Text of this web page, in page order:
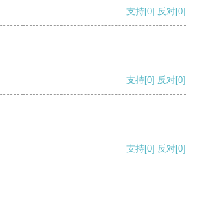
支持[0] 反对[0]
支持[0] 反对[0]
支持[0] 反对[0]